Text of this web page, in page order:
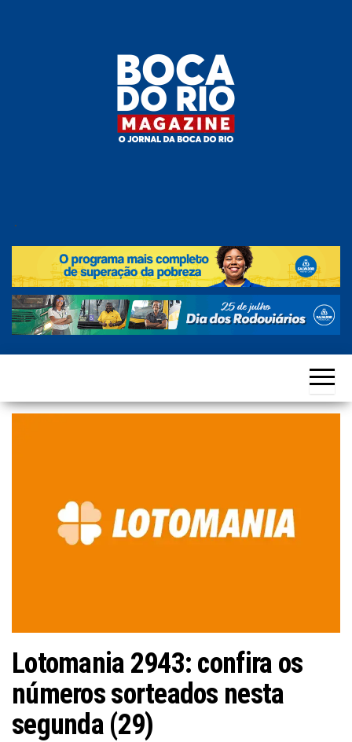
Magazine
do Rio
e
região!
.
Lotomania 2943: confira os
números sorteados nesta
segunda (29)